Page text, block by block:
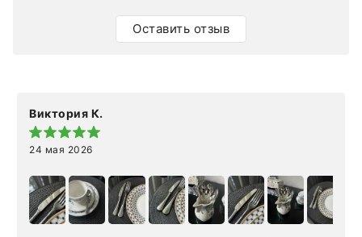
Оставить отзыв
Виктория К.
24 мая 2026